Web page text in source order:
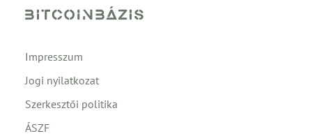
Impresszum
Jogi nyilatkozat
Szerkesztői politika
ÁSZF